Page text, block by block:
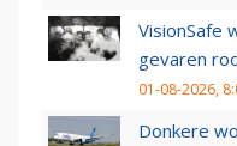
VisionSafe
gevaren
01-08-2026,
Donkere